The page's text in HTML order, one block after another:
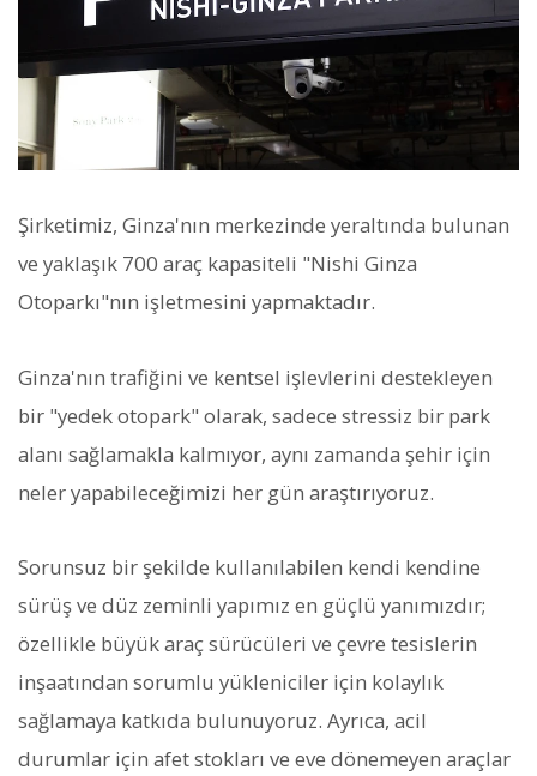
Şirketimiz, Ginza'nın merkezinde yeraltında bulunan
ve yaklaşık 700 araç kapasiteli "Nishi Ginza
Otoparkı"nın işletmesini yapmaktadır.
Ginza'nın trafiğini ve kentsel işlevlerini destekleyen
bir "yedek otopark" olarak, sadece stressiz bir park
alanı sağlamakla kalmıyor, aynı zamanda şehir için
neler yapabileceğimizi her gün araştırıyoruz.
Sorunsuz bir şekilde kullanılabilen kendi kendine
sürüş ve düz zeminli yapımız en güçlü yanımızdır;
özellikle büyük araç sürücüleri ve çevre tesislerin
inşaatından sorumlu yükleniciler için kolaylık
sağlamaya katkıda bulunuyoruz. Ayrıca, acil
durumlar için afet stokları ve eve dönemeyen araçlar